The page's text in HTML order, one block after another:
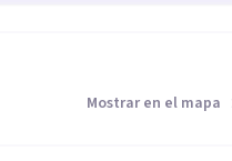
Mostrar en el mapa